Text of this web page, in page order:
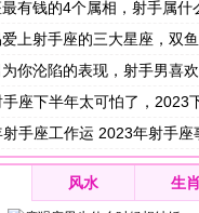
有钱的4个属相，射手属什么
上射手座的三大星座，双鱼、双
你沦陷的表现，射手男喜欢一个
座下半年太可怕了，2023下半年射手
手座工作运 2023年射手座事
风水 生肖